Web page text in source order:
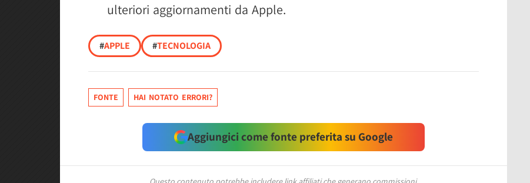
ulteriori aggiornamenti da Apple.
#APPLE #TECNOLOGIA
FONTE HAI NOTATO ERRORI?
Aggiungici come fonte preferita su Google